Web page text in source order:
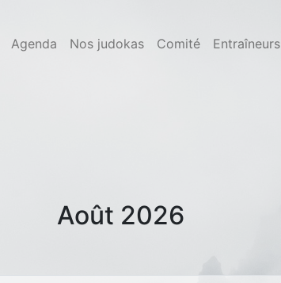
Agenda Nos judokas Comité Entraîneurs
Août 2026